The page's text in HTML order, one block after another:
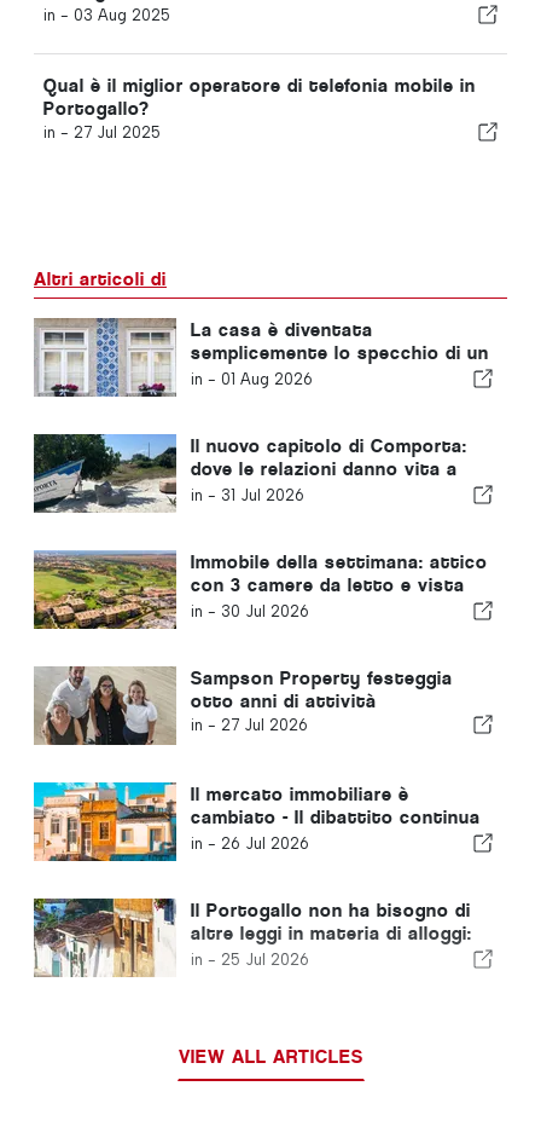
in - 03 Aug 2025
Qual è il miglior operatore di telefonia mobile in
Portogallo?
in - 27 Jul 2025
Altri articoli di
La casa è diventata
semplicemente lo specchio di un
problema più ampio in Portogallo
in - 01 Aug 2026
Il nuovo capitolo di Comporta:
dove le relazioni danno vita a
opportunità straordinarie
in - 31 Jul 2026
Immobile della settimana: attico
con 3 camere da letto e vista
sul campo da golf e sul mare a
in - 30 Jul 2026
Sampson Property festeggia
otto anni di attività
in - 27 Jul 2026
Il mercato immobiliare è
cambiato - Il dibattito continua
a guardarsi al passato
in - 26 Jul 2026
Il Portogallo non ha bisogno di
altre leggi in materia di alloggi:
deve passare all’azione!
in - 25 Jul 2026
VIEW ALL ARTICLES